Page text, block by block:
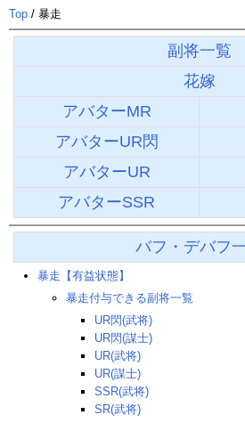
Top / 暴走
副将一覧
花嫁
アバターMR
アバターUR閃
アバターUR
アバターSSR
バフ・デバフ
暴走【有益状態】
暴走付与できる副将一覧
UR閃(武将)
UR閃(謀士)
UR(武将)
UR(謀士)
SSR(武将)
SR(武将)